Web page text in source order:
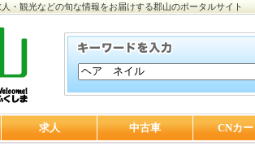
・観光などの旬な情報をお届けする郡山のポータルサイト
求人 中古車 CNカ